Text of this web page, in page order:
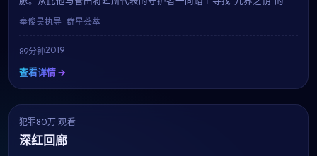
程。奉俊昊打造的奇幻世界宏大而细腻，是2019年最具想象力的银幕
之作。
奉俊昊执导 · 群星荟萃
89分钟2019
查看详情 →
NEW
犯罪80万 观看
深红回廊